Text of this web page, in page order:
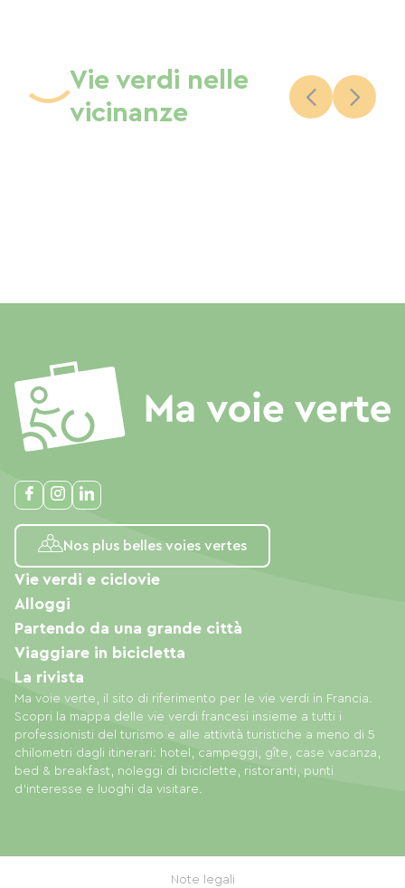
Vie verdi nelle
vicinanze
Nos plus belles voies vertes
Ma voie verte, il sito di riferimento per le vie verdi in Francia.
Scopri la mappa delle vie verdi francesi insieme a tutti i
professionisti del turismo e alle attività turistiche a meno di 5
chilometri dagli itinerari: hotel, campeggi, gîte, case vacanza,
bed & breakfast, noleggi di biciclette, ristoranti, punti
d'interesse e luoghi da visitare.
Vie verdi e ciclovie
Alloggi
Partendo da una grande città
Viaggiare in bicicletta
La rivista
Note legali